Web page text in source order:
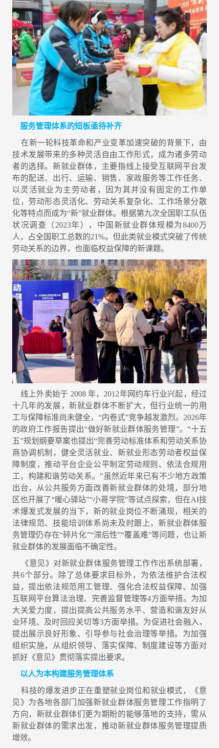
服务管理体系的短板亟待补齐
在新一轮科技革命和产业变革加速突破的背景下，由
技术发展带来的多种灵活自由工作形式，成为诸多劳动
者的选择。新就业群体，主要指线上接受互联网平台发
布的配送、出行、运输、销售、家政服务等工作任务、
以灵活就业为主劳动者，因为其并没有固定的工作单
位，劳动形态灵活化、劳动关系复杂化、工作场景分散
化等特点而成为“新”就业群体。根据第九次全国职工队伍
状况调查（2023年），中国新就业群体规模为‌8400万
人‌，占全国职工总数的21%。但此类就业模式突破了传统
劳动关系的边界，也面临权益保障的新课题。
线上外卖始于 2008 年，2012年网约车行业兴起，经过
十几年的发展，新就业群体不断扩大，但行业统一的用
工与保障标准尚未健全，“内卷式”竞争越发激烈。2026年
的政府工作报告提出“做好新就业群体服务管理”。“十五
五”规划纲要草案也提出“完善劳动标准体系和劳动关系协
商协调机制，健全灵活就业、新就业形态劳动者权益保
障制度，推动平台企业公平制定劳动规则、依法合规用
工，构建和谐劳动关系。”虽然近年来已有不少地方政策
出台，从公共服务方面改善新就业群体的处境，部分地
区也开展了“暖心驿站”“小哥学院”等试点探索，但在AI技
术爆发式发展的当下，新的就业岗位不断涌现，相关的
法律规范、技能培训体系尚未及时跟上，新就业群体服
务管理仍存在“碎片化”“滞后性”“覆盖难”等问题，也让新
就业群体的发展面临不确定性。
《意见》对新就业群体服务管理工作作出系统部署，
共6个部分。除了总体要求目标外，为依法维护合法权
益，提出依法规范用工管理、强化合法权益保障、加强
互联网平台算法治理、完善监督管理等4方面举措。为加
大关爱力度，提出提高公共服务水平、营造和谐友好从
业环境、及时回应关切等3方面举措。为促进社会融入，
提出展示良好形象、引导参与社会治理等举措。为加强
组织实施，从组织领导、落实保障、制度建设等方面对
抓好《意见》贯彻落实提出要求。
以人为本构建服务管理体系
科技的爆发进步正在重塑就业岗位和就业模式，《意
见》为各地各部门加强新就业群体服务管理工作指明了
方向，新就业群体们更为期盼的能够落地的支持，需从
新就业群体的需求出发，推动新就业群体服务管理提质
增效。